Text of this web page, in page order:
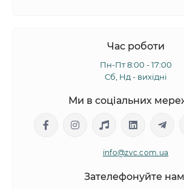
Час роботи
Пн-Пт 8:00 - 17:00
Сб, Нд - вихідні
Ми в соціальних
info@zvc.com.ua
Зателефонуйте